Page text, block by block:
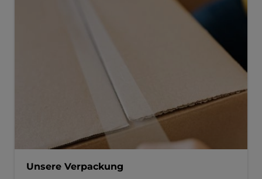
Unsere Verpackung